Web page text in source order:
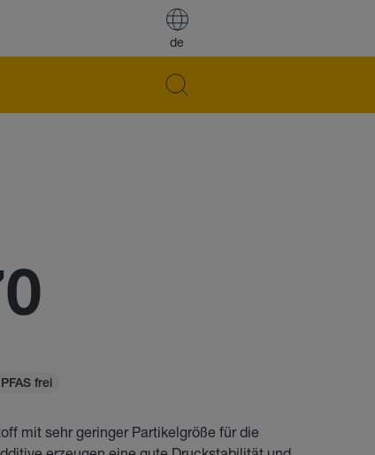
de
PFAS frei
mit sehr geringer Partikelgröße für die